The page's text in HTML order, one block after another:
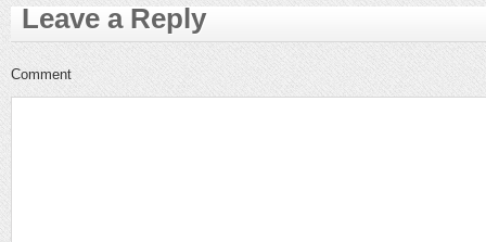
Leave a Reply
Comment